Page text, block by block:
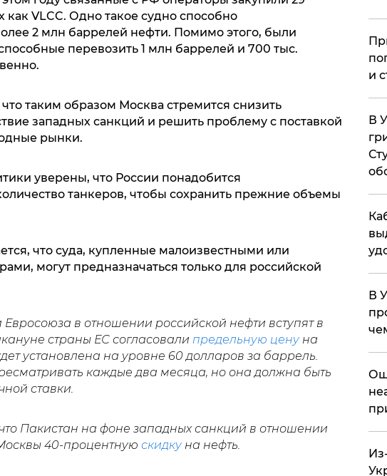
как VLCC. Одно такое судно способно
2 млн баррелей нефти. Помимо этого, были
перевозить 1 млн баррелей и 700 тыс.
таким образом Москва стремится снизить
западных санкций и решить проблему с поставкой
рынки.
уверены, что России понадобится
танкеров, чтобы сохранить прежние объемы
что суда, купленные малоизвестными или
могут предназначаться только для российской
в отношении российской нефти вступят в
страны ЕС согласовали предельную ценуна
установлена на уровне 60 долларов за баррель.
каждые два месяца, но она должна быть
ставки.
Пакистан на фоне западных санкций в отношении
40-процентную скидкуна нефть.
и
В
В